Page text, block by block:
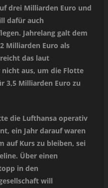
drei Milliarden Euro und
dafür auch
Jahrelang galt dem
Milliarden Euro als
das laut
nicht aus, um die Flotte
3,5 Milliarden Euro zu
die Lufthansa operativ
ein Jahr darauf waren
auf Kurs zu bleiben, sei
Über einen
in den
will